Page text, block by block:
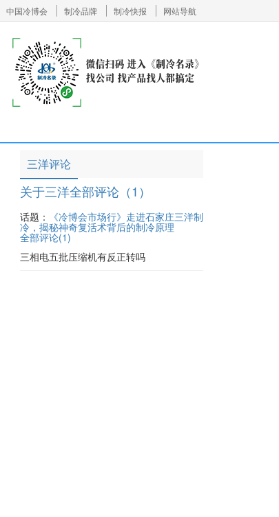
中国冷博会 制冷品牌 制冷快报 网站导航
三洋评论
关于三洋全部评论（1）
话题： 《冷博会市场行》走进石家庄三洋制
冷，揭秘神奇复活术背后的制冷原理
全部评论(1)
三相电五批压缩机有反正转吗